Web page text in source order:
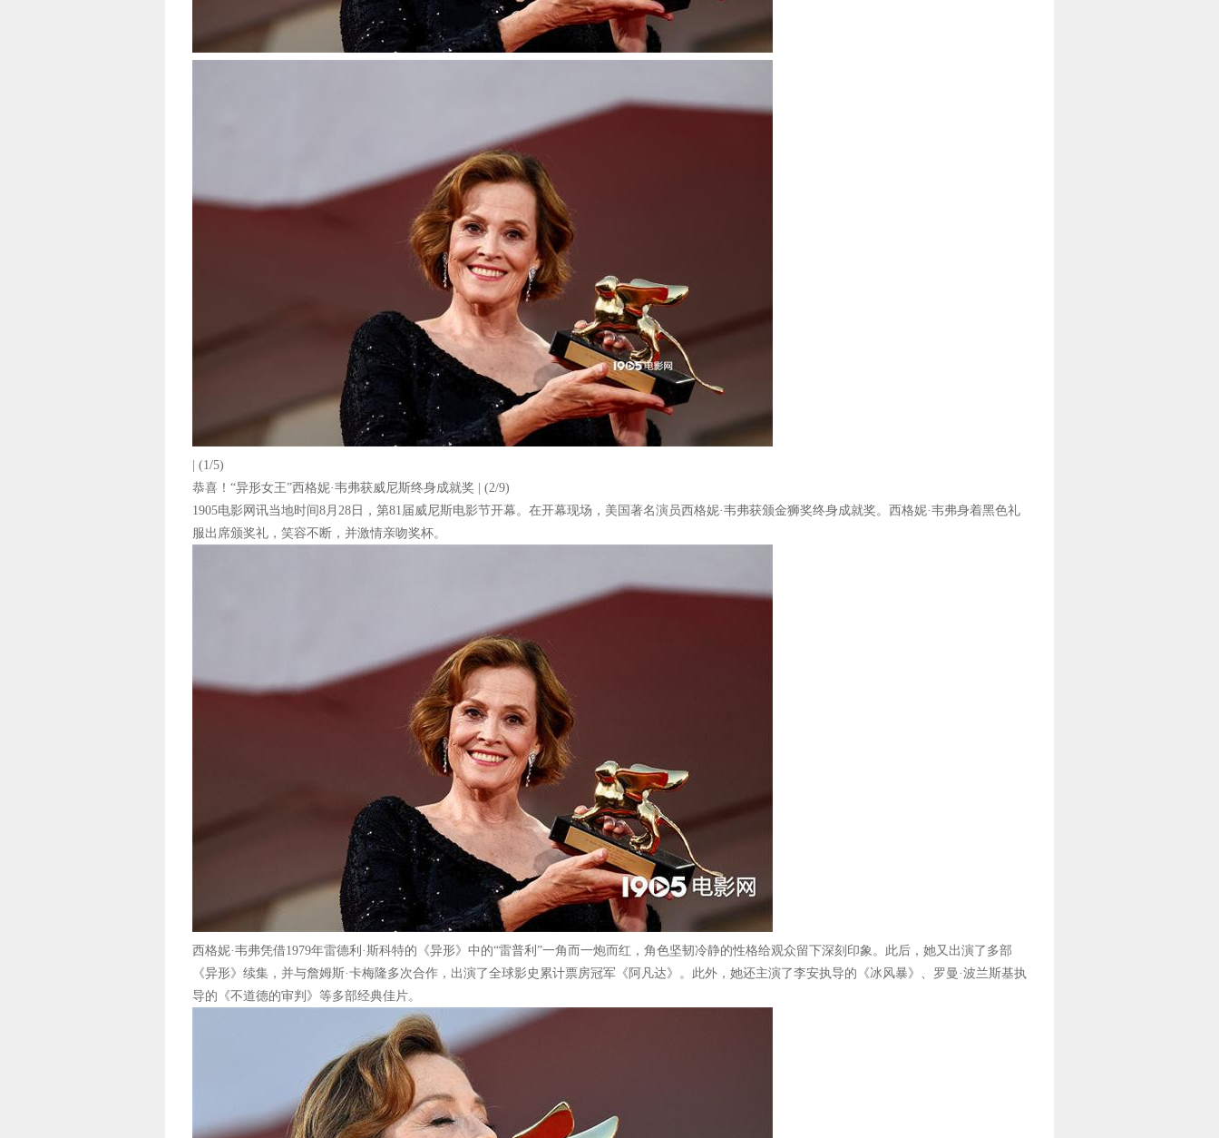
| (1/5)
恭喜！“异形女王”西格妮·韦弗获威尼斯终身成就奖 | (2/9)
1905电影网讯当地时间8月28日，第81届威尼斯电影节开幕。在开幕现场，美国著名演员西格妮·韦弗获颁金狮奖终身成就奖。西格妮·韦弗身着黑色礼
服出席颁奖礼，笑容不断，并激情亲吻奖杯。
西格妮·韦弗凭借1979年雷德利·斯科特的《异形》中的“雷普利”一角而一炮而红，角色坚韧冷静的性格给观众留下深刻印象。此后，她又出演了多部
《异形》续集，并与詹姆斯·卡梅隆多次合作，出演了全球影史累计票房冠军《阿凡达》。此外，她还主演了李安执导的《冰风暴》、罗曼·波兰斯基执
导的《不道德的审判》等多部经典佳片。